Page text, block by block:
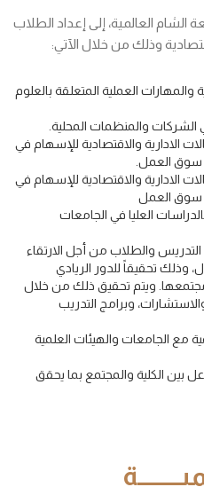
الشام العالمية، إلى إعداد الطلاب
وذلك من خلال الآتي:
والمهارات العملية المتعلقة بالعلوم
الشركات والمنظمات المحلية.
الادارية والاقتصادية للإسهام في
سوق العمل.
الادارية والاقتصادية للإسهام في
سوق العمل
العليا في الجامعات
والطلاب من أجل الارتقاء
وذلك تحقيقاً للدور الريادي
ويتم تحقيق ذلك من خلال
وبرامج التدريب
مع الجامعات والهيئات العلمية
بين الكلية والمجتمع بما يحقق